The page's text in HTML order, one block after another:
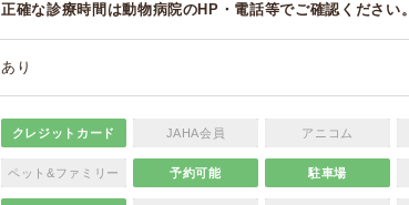
正確な診療時間は動物病院のHP・電話等でご確認ください。
あり
クレジットカード JAHA会員 アニコム
ペット&ファミリー 予約可能 駐車場